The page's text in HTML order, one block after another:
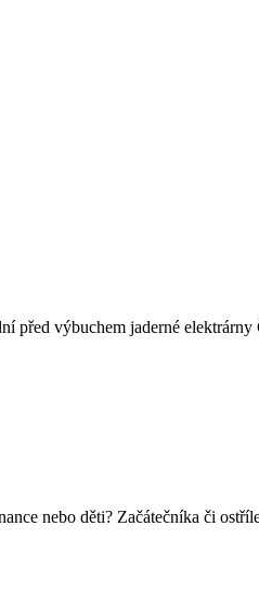
před výbuchem jaderné
nebo děti? Začátečníka či